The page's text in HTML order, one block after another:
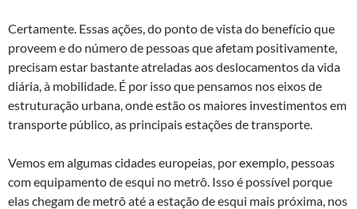
Certamente. Essas ações, do ponto de vista do benefício que
proveem e do número de pessoas que afetam positivamente,
precisam estar bastante atreladas aos deslocamentos da vida
diária, à mobilidade. É por isso que pensamos nos eixos de
estruturação urbana, onde estão os maiores investimentos em
transporte público, as principais estações de transporte.
Vemos em algumas cidades europeias, por exemplo, pessoas
com equipamento de esqui no metrô. Isso é possível porque
elas chegam de metrô até a estação de esqui mais próxima, nos